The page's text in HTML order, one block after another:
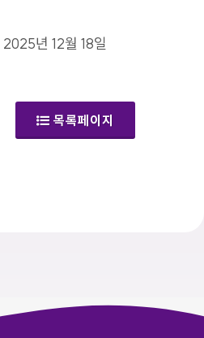
2025년 12월 18일
목록페이지